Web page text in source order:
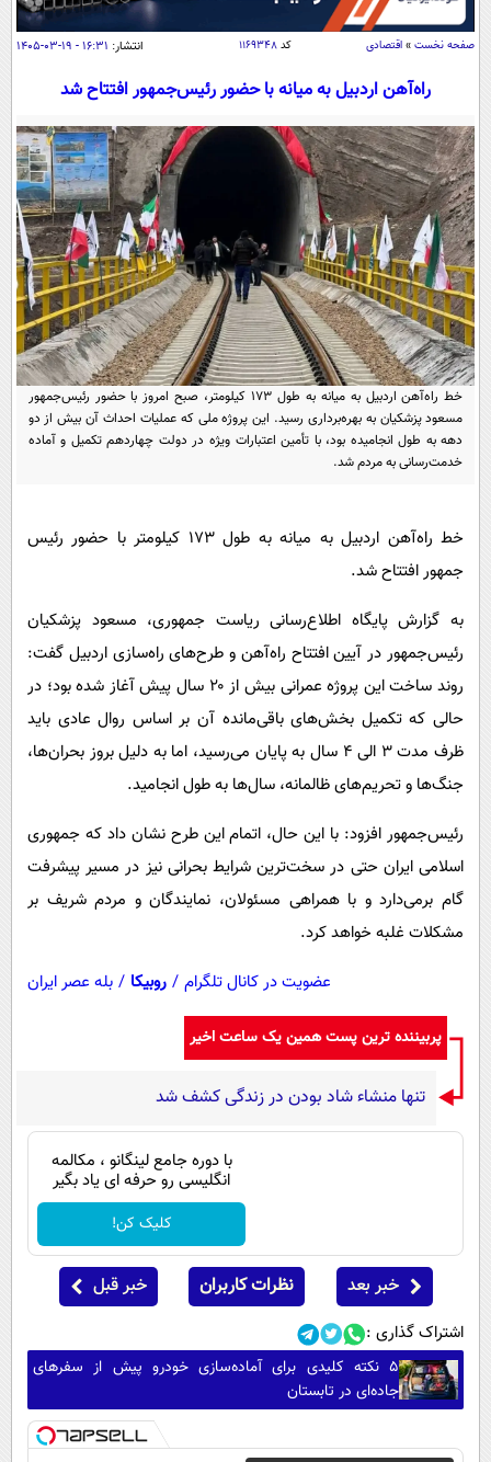
اقتصاد
اقتصادی
جامعه
یک برش دانایی
محیط زیست
سفر و تفریح
علم و دانش
فناوری و It
علمی
اخبار کریپتو
قرآن
گوناگون
سرگرمی
باشگاه مغز
مجله تصویری سلاح
فیلم
اقتصاد
ورزش
فناوری
حوادث
محیط زیست
بین الملل
اجتماعی
حیات وحش
سیاست خارجی
عصر ایران 2
خواندنی ها و دیدنی ها
روانشناسی
دانلود
آموزش زبان
صفحه نخست » اقتصادی کد۱۱۶۹۳۴۸ انتشار: ۱۶:۳۱ - ۱۹-۰۳-۱۴۰۵
راه‌آهن اردبیل به میانه با حضور رئیس‌جمهور افتتاح شد
خط راه‌آهن اردبیل به میانه به طول ۱۷۳ کیلومتر، صبح امروز با حضور رئیس‌جمهور
مسعود پزشکیان به بهره‌برداری رسید. این پروژه ملی که عملیات احداث آن بیش از دو
دهه به طول انجامیده بود، با تأمین اعتبارات ویژه در دولت چهاردهم تکمیل و آماده
خدمت‌رسانی به مردم شد.
خط راه‌آهن اردبیل به میانه به طول ۱۷۳ کیلومتر با حضور رئیس
جمهور افتتاح شد.
به گزارش پایگاه اطلاع‌رسانی ریاست جمهوری، مسعود پزشکیان
رئیس‌جمهور در آیین افتتاح راه‌آهن و طرح‌های راه‌سازی اردبیل گفت:
روند ساخت این پروژه عمرانی بیش از ۲۰ سال پیش آغاز شده بود؛ در
حالی که تکمیل بخش‌های باقی‌مانده آن بر اساس روال عادی باید
ظرف مدت ۳ الی ۴ سال به پایان می‌رسید، اما به دلیل بروز بحران‌ها،
جنگ‌ها و تحریم‌های ظالمانه، سال‌ها به طول انجامید.
رئیس‌جمهور افزود: با این حال، اتمام این طرح نشان داد که جمهوری
اسلامی ایران حتی در سخت‌ترین شرایط بحرانی نیز در مسیر پیشرفت
گام برمی‌دارد و با همراهی مسئولان، نمایندگان و مردم شریف بر
مشکلات غلبه خواهد کرد.
عضویت در کانال تلگرام / روبیکا / بله عصر ایران
پربیننده ترین پست همین یک ساعت اخیر
تنها منشاء شاد بودن در زندگی کشف شد
با دوره جامع لینگانو ، مکالمه
انگلیسی رو حرفه ای یاد بگیر
کلیک کن!
خبر بعد نظرات کاربران خبر قبل
اشتراک گذاری :
۵ نکته کلیدی برای آماده‌سازی خودرو پیش از سفرهای
جاده‌ای در تابستان